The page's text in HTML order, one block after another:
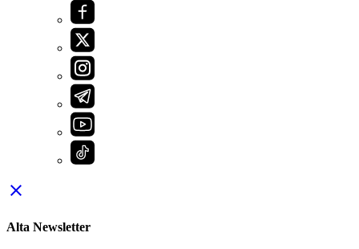
close
Alta Newsletter